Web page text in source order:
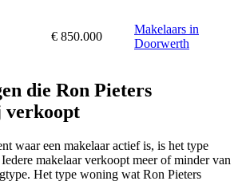
€ 850.000
Makelaars in
Doorwerth
die Ron Pieters
waar een makelaar actief is, is het type
makelaar verkoopt meer of minder van
Het type woning wat Ron Pieters